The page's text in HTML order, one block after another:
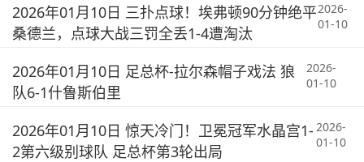
2026年01月10日 三扑点球！埃弗顿90分钟绝平
桑德兰，点球大战三罚全丢1-4遭淘汰
2026-
01-10
2026年01月10日 足总杯-拉尔森帽子戏法 狼
队6-1什鲁斯伯里
2026-
01-10
2026年01月10日 惊天冷门！卫冕冠军水晶宫1-
2第六级别球队 足总杯第3轮出局
2026-
01-10